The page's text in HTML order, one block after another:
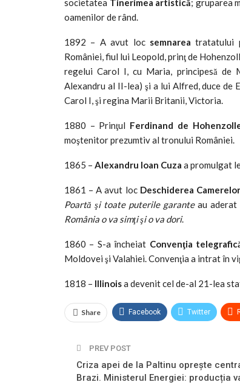
societatea Tinerimea artistică; gruparea
oamenilor de rând.
1892 – A avut loc semnarea tratatului
României, fiul lui Leopold, prinţ de
regelui Carol I, cu Maria, principesă de
Alexandru al II-lea) şi a lui Alfred, duce de
Carol I, şi regina Marii Britanii, Victoria.
1880 – Prinţul Ferdinand de
moştenitor prezumtiv al tronului României.
1865 – Alexandru Ioan Cuza a promulgat
1861 – A avut loc Deschiderea Camerelor
Poartă şi toate puterile garanteau aderat
România o va simţi şi o va dori.
1860 – S-a încheiat Convenţia
Moldovei şi Valahiei. Convenţia a intrat în
1818 – Illinoisa devenit cel de-al 21-lea
Share Facebook Twitter
PREV POST
Criza apei de la Paltinu oprește
Brazi. Ministerul Energiei: producția